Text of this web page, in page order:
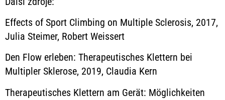
Effects of Sport Climbing on Multiple Sclerosis, 2017,
Julia Steimer, Robert Weissert
Den Flow erleben: Therapeutisches Klettern bei
Multipler Sklerose, 2019, Claudia Kern
Therapeutisches Klettern am Gerät: Möglichkeiten